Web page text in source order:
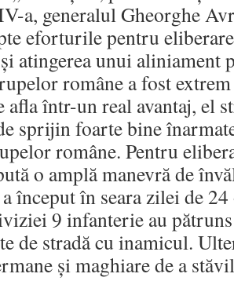
a, generalul Gheorghe
eforturile pentru
atingerea unui aliniament
române a fost extrem
afla într-un real avantaj, el
sprijin foarte bine
române. Pentru
o amplă manevră de
început în seara zilei de
9 infanterie au
de stradă cu inamicul.
și maghiare de a